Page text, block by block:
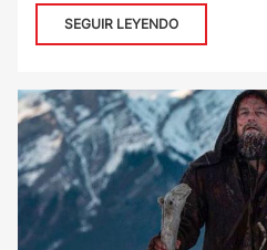
SEGUIR LEYENDO